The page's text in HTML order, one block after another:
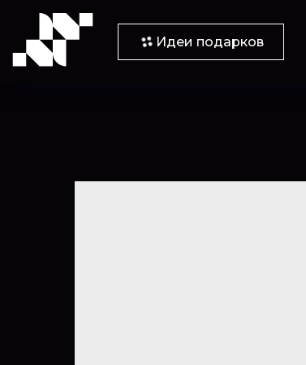
Идеи подарков